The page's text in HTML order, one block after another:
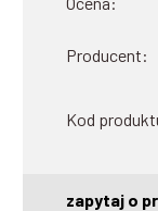
Producent:
Kod
zapytaj o